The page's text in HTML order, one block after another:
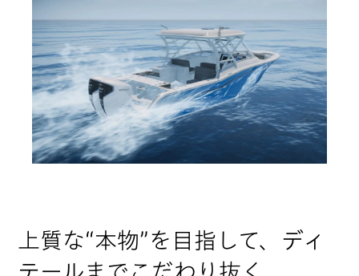
上質な“本物”を目指して、ディ